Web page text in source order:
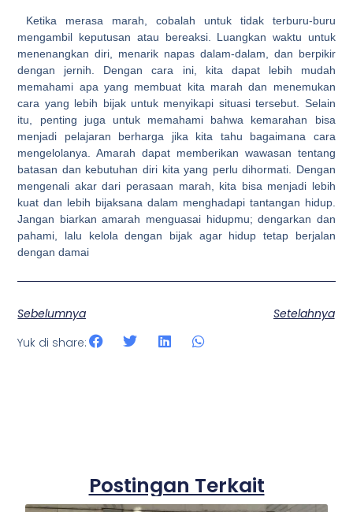
Ketika merasa marah, cobalah untuk tidak terburu-buru
mengambil keputusan atau bereaksi. Luangkan waktu untuk
menenangkan diri, menarik napas dalam-dalam, dan berpikir
dengan jernih. Dengan cara ini, kita dapat lebih mudah
memahami apa yang membuat kita marah dan menemukan
cara yang lebih bijak untuk menyikapi situasi tersebut. Selain
itu, penting juga untuk memahami bahwa kemarahan bisa
menjadi pelajaran berharga jika kita tahu bagaimana cara
mengelolanya. Amarah dapat memberikan wawasan tentang
batasan dan kebutuhan diri kita yang perlu dihormati. Dengan
mengenali akar dari perasaan marah, kita bisa menjadi lebih
kuat dan lebih bijaksana dalam menghadapi tantangan hidup.
Jangan biarkan amarah menguasai hidupmu; dengarkan dan
pahami, lalu kelola dengan bijak agar hidup tetap berjalan
dengan damai
Sebelumnya
Setelahnya
Yuk di share:
Postingan Terkait